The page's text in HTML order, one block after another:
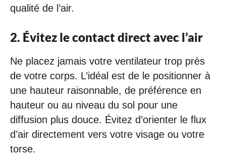
qualité de l’air.
2. Évitez le contact direct avec l’air
Ne placez jamais votre ventilateur trop près
de votre corps. L’idéal est de le positionner à
une hauteur raisonnable, de préférence en
hauteur ou au niveau du sol pour une
diffusion plus douce. Évitez d’orienter le flux
d’air directement vers votre visage ou votre
torse.